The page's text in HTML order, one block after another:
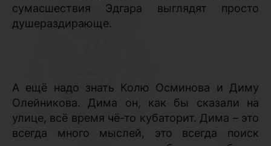
сумасшествия Эдгара выглядят просто
душераздирающе.
А ещё надо знать Колю Осминова и Диму
Олейникова. Дима он, как бы сказали на
улице, всё время чё-то кубаторит. Дима – это
всегда много мыслей, это всегда поиск